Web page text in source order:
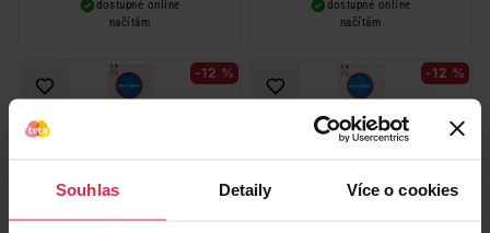
Souhlas Detaily Více o cookies
dostupné online
načítám
dostupné online
načítám
-12 % -12 %